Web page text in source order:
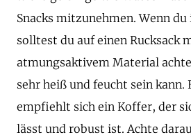
Snacks mitzunehmen. Wenn
solltest du auf einen Rucksack
atmungsaktivem Material
sehr heiß und feucht sein kann.
empfiehlt sich ein Koffer, der
lässt und robust ist. Achte